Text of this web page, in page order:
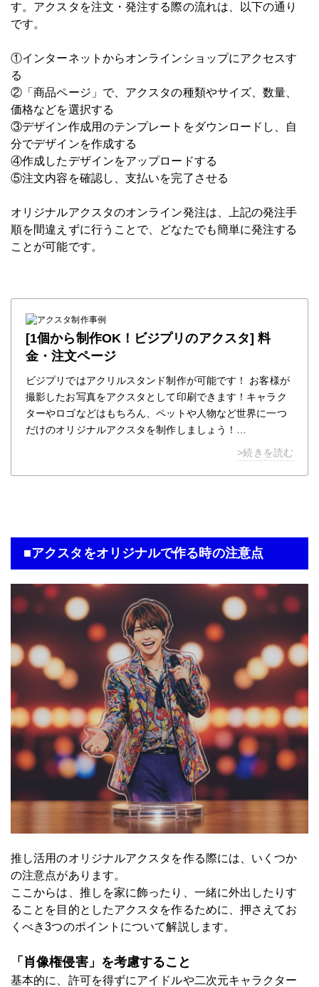
す。アクスタを注文・発注する際の流れは、以下の通り
です。
①インターネットからオンラインショップにアクセスす
る
②「商品ページ」で、アクスタの種類やサイズ、数量、
価格などを選択する
③デザイン作成用のテンプレートをダウンロードし、自
分でデザインを作成する
④作成したデザインをアップロードする
⑤注文内容を確認し、支払いを完了させる
オリジナルアクスタのオンライン発注は、上記の発注手
順を間違えずに行うことで、どなたでも簡単に発注する
ことが可能です。
[1個から制作OK！ビジプリのアクスタ] 料
金・注文ページ
ビジプリではアクリルスタンド制作が可能です！ お客様が
撮影したお写真をアクスタとして印刷できます！キャラク
ターやロゴなどはもちろん、ペットや人物など世界に一つ
だけのオリジナルアクスタを制作しましょう！
ビジプリのアクリル商品は全て１個から注文可能です！
>続きを読む
■アクスタをオリジナルで作る時の注意点
推し活用のオリジナルアクスタを作る際には、いくつか
の注意点があります。
ここからは、推しを家に飾ったり、一緒に外出したりす
ることを目的としたアクスタを作るために、押さえてお
くべき3つのポイントについて解説します。
「肖像権侵害」を考慮すること
基本的に、許可を得ずにアイドルや二次元キャラクター